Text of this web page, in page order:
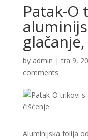
Patak-O
by admin |tra 9,
comments
Aluminijska folija